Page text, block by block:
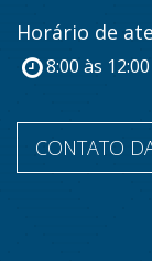
Horário de
8:00 às
CONTATO